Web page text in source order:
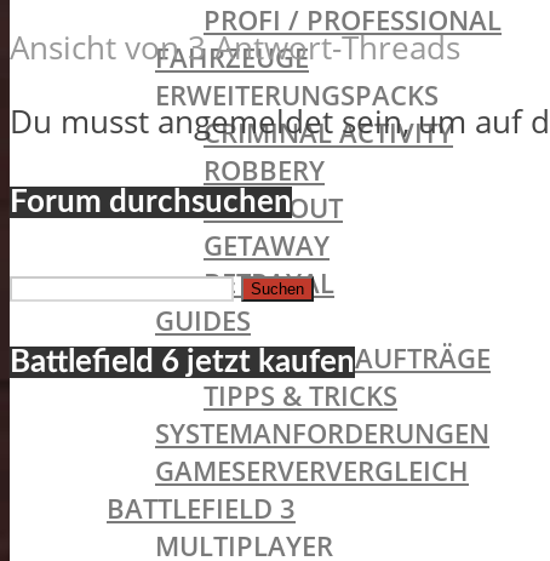
PROFI / PROFESSIONAL
FAHRZEUGE
ERWEITERUNGSPACKS
CRIMINAL ACTIVITY
ROBBERY
BLACKOUT
GETAWAY
BETRAYAL
GUIDES
SYNDIKATS-AUFTRÄGE
TIPPS & TRICKS
SYSTEMANFORDERUNGEN
GAMESERVERVERGLEICH
BATTLEFIELD 3
MULTIPLAYER
Ansicht von 3 Antwort-Threads
Du musst angemeldet sein, um auf
Forum durchsuchen
Suchen
Battlefield 6 jetzt kaufen